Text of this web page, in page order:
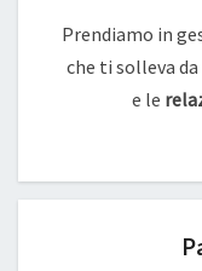
Prendiamo in
che ti solleva
e le